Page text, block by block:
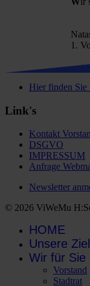
1.
Hier finden Sie
Link's
Kontakt
DSGVO
IMPRESSUM
Anfrage
Newsletter
© 2026 ViWeMu
HOME
Unsere
Wir für Sie
Vorstand
Stadtrat